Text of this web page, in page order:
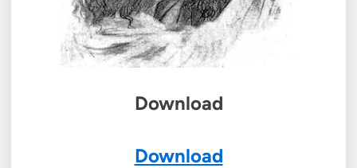
Download
Download